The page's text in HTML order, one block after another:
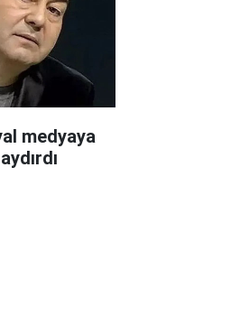
medyaya